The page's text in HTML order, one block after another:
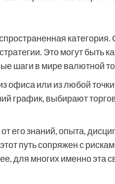
Это могут быть
шаги в мире валютной
офиса или из любой точки
график, выбирают
его знаний, опыта,
путь сопряжен с
для многих именно эта